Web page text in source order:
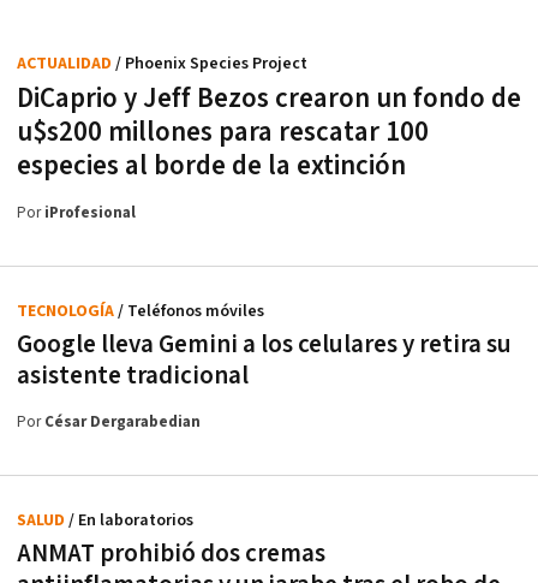
DiCaprio y Jeff Bezos crearon un fondo de
u$s200 millones para rescatar 100
especies al borde de la extinción
ACTUALIDAD / Phoenix Species Project
PoriProfesional
Google lleva Gemini a los celulares y retira su
asistente tradicional
TECNOLOGÍA/ Teléfonos móviles
PorCésar Dergarabedian
ANMAT prohibió dos cremas
SALUD / En laboratorios